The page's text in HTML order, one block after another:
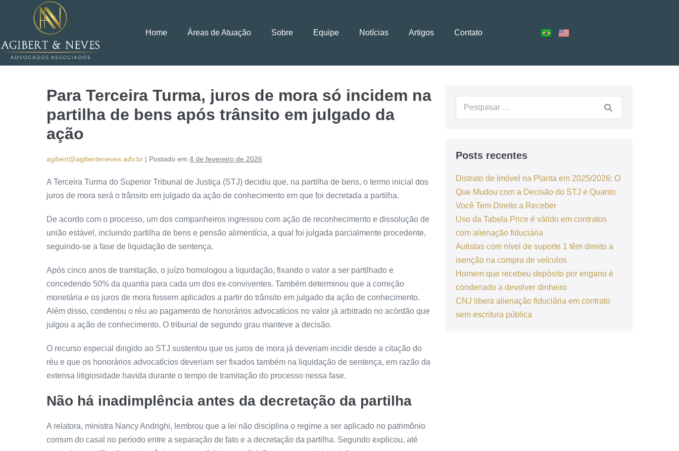
Home Áreas de Atuação Sobre Equipe Notícias Artigos Contato
Para Terceira Turma, juros de mora só incidem na
partilha de bens após trânsito em julgado da
ação
agibert@agiberteneves.adv.br | Postado em 4 de fevereiro de 2026
A Terceira Turma do Superior Tribunal de Justiça (STJ) decidiu que, na partilha de bens, o termo inicial dos
juros de mora será o trânsito em julgado da ação de conhecimento em que foi decretada a partilha.
De acordo com o processo, um dos companheiros ingressou com ação de reconhecimento e dissolução de
união estável, incluindo partilha de bens e pensão alimentícia, a qual foi julgada parcialmente procedente,
seguindo-se a fase de liquidação de sentença.
Após cinco anos de tramitação, o juízo homologou a liquidação, fixando o valor a ser partilhado e
concedendo 50% da quantia para cada um dos ex-conviventes. Também determinou que a correção
monetária e os juros de mora fossem aplicados a partir do trânsito em julgado da ação de conhecimento.
Além disso, condenou o réu ao pagamento de honorários advocatícios no valor já arbitrado no acórdão que
julgou a ação de conhecimento. O tribunal de segundo grau manteve a decisão.
O recurso especial dirigido ao STJ sustentou que os juros de mora já deveriam incidir desde a citação do
réu e que os honorários advocatícios deveriam ser fixados também na liquidação de sentença, em razão da
extensa litigiosidade havida durante o tempo de tramitação do processo nessa fase.
Não há inadimplência antes da decretação da partilha
A relatora, ministra Nancy Andrighi, lembrou que a lei não disciplina o regime a ser aplicado no patrimônio
comum do casal no período entre a separação de fato e a decretação da partilha. Segundo explicou, até
Posts recentes
Distrato de Imóvel na Planta em 2025/2026: O
Que Mudou com a Decisão do STJ e Quanto
Você Tem Direito a Receber
Uso da Tabela Price é válido em contratos
com alienação fiduciária
Autistas com nível de suporte 1 têm direito a
isenção na compra de veículos
Homem que recebeu depósito por engano é
condenado a devolver dinheiro
CNJ libera alienação fiduciária em contrato
sem escritura pública